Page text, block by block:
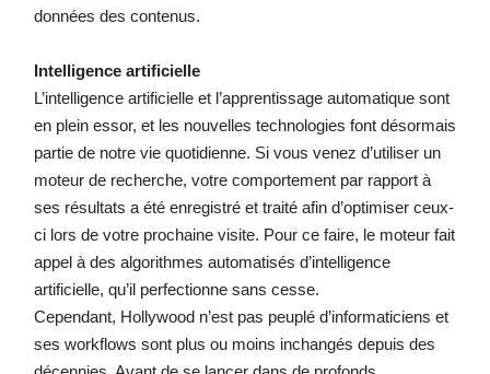
données des contenus.
Intelligence artificielle
L’intelligence artificielle et l’apprentissage automatique sont
en plein essor, et les nouvelles technologies font désormais
partie de notre vie quotidienne. Si vous venez d’utiliser un
moteur de recherche, votre comportement par rapport à
ses résultats a été enregistré et traité afin d’optimiser ceux-
ci lors de votre prochaine visite. Pour ce faire, le moteur fait
appel à des algorithmes automatisés d’intelligence
artificielle, qu’il perfectionne sans cesse.
Cependant, Hollywood n’est pas peuplé d’informaticiens et
ses workflows sont plus ou moins inchangés depuis des